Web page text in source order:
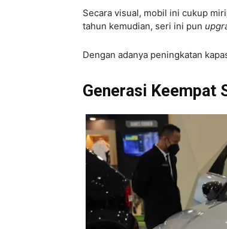
Secara visual, mobil ini cukup
tahun kemudian, seri ini pun
Dengan adanya peningkatan
Generasi Keempat